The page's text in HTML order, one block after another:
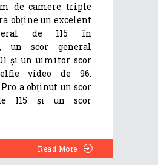
de camere triple
obține un excelent
de 115 în
un scor general
și un uimitor scor
video de 96.
Pro a obținut un scor
115 și un scor
Read More